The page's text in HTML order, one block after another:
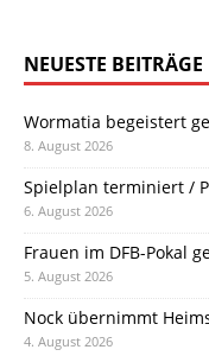
NEUESTE BEITRÄGE
Wormatia begeistert
8. August 2026
Spielplan terminiert /
6. August 2026
Frauen im DFB-Pokal
5. August 2026
Nock übernimmt
4. August 2026